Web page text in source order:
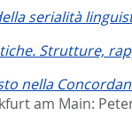
serialità
Strutture,
nella
am Main: